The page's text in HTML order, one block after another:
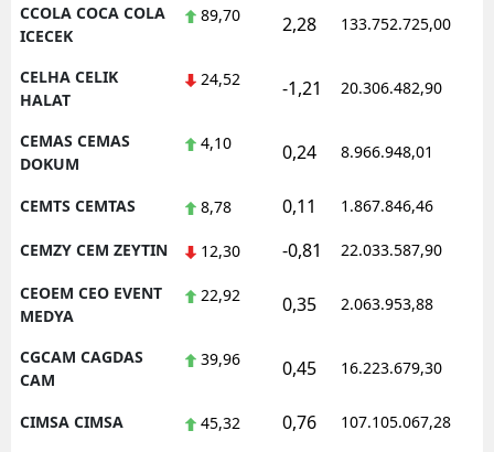
CCOLA COCA COLA
ICECEK
89,70 2,28 133.752.725,00
CELHA CELIK
HALAT
24,52 -1,21 20.306.482,90
CEMAS CEMAS
DOKUM
4,10 0,24 8.966.948,01
CEMTS CEMTAS 8,78 0,11 1.867.846,46
CEMZY CEM ZEYTIN 12,30 -0,81 22.033.587,90
CEOEM CEO EVENT
MEDYA
22,92 0,35 2.063.953,88
CGCAM CAGDAS
CAM
39,96 0,45 16.223.679,30
CIMSA CIMSA 45,32 0,76 107.105.067,28